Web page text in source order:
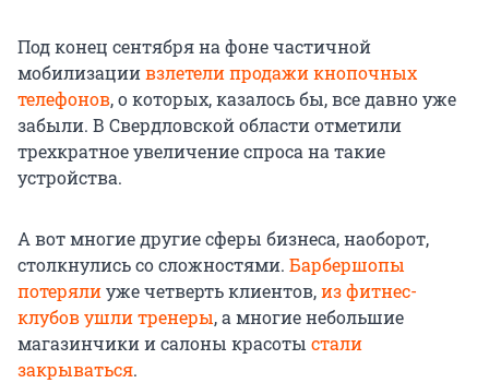
Под конец сентября на фоне частичной
мобилизациивзлетели продажи кнопочных
телефонов, о которых, казалось бы, все давно уже
забыли. В Свердловской области отметили
трехкратное увеличение спроса на такие
устройства.
А вот многие другие сферы бизнеса, наоборот,
столкнулись со сложностями. Барбершопы
потерялиуже четверть клиентов,из фитнес-
клубов ушли тренеры, а многие небольшие
магазинчики и салоны красоты стали
закрываться.